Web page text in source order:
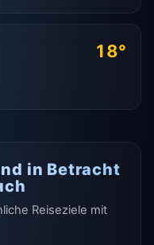
18°
in Betracht
Reiseziele mit